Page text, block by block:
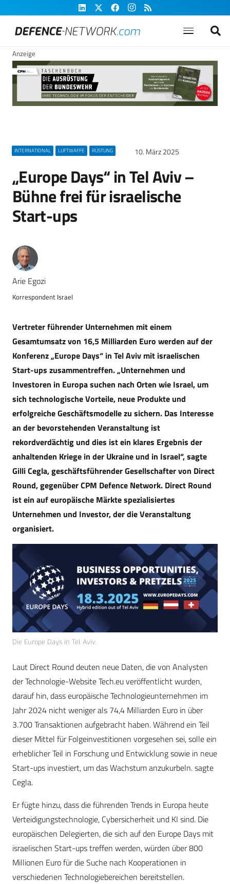
Anzeige
INTERNATIONAL LUFTWAFFE RÜSTUNG 10. März 2025
„Europe Days“ in Tel Aviv –
Bühne frei für israelische
Start-ups
Arie Egozi
Korrespondent Israel
Vertreter führender Unternehmen mit einem
Gesamtumsatz von 16,5 Milliarden Euro werden auf der
Konferenz „Europe Days“ in Tel Aviv mit israelischen
Start-ups zusammentreffen. „Unternehmen und
Investoren in Europa suchen nach Orten wie Israel, um
sich technologische Vorteile, neue Produkte und
erfolgreiche Geschäftsmodelle zu sichern. Das Interesse
an der bevorstehenden Veranstaltung ist
rekordverdächtig und dies ist ein klares Ergebnis der
anhaltenden Kriege in der Ukraine und in Israel“, sagte
Gilli Cegla, geschäftsführender Gesellschafter von Direct
Round, gegenüber CPM Defence Network. Direct Round
ist ein auf europäische Märkte spezialisiertes
Unternehmen und Investor, der die Veranstaltung
organisiert.
Die Europe Days in Tel Aviv.
Laut Direct Round deuten neue Daten, die von Analysten
der Technologie-Website Tech.eu veröffentlicht wurden,
darauf hin, dass europäische Technologieunternehmen im
Jahr 2024 nicht weniger als 74,4 Milliarden Euro in über
3.700 Transaktionen aufgebracht haben. Während ein Teil
dieser Mittel für Folgeinvestitionen vorgesehen sei, solle ein
erheblicher Teil in Forschung und Entwicklung sowie in neue
Start-ups investiert, um das Wachstum anzukurbeln. sagte
Cegla.
Er fügte hinzu, dass die führenden Trends in Europa heute
Verteidigungstechnologie, Cybersicherheit und KI sind. Die
europäischen Delegierten, die sich auf den Europe Days mit
israelischen Start-ups treffen werden, würden über 800
Millionen Euro für die Suche nach Kooperationen in
verschiedenen Technologiebereichen bereitstellen.